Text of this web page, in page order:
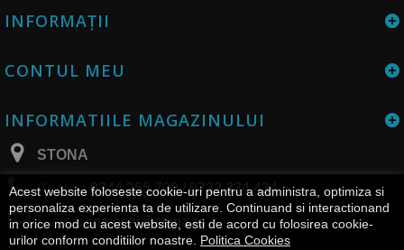
INFORMAŢII
CONTUL MEU
INFORMATIILE MAGAZINULUI
STONA
Contact 0344 255 730 / 0732 334 434
E-mail:comenzi@stona.ro
Acest website foloseste cookie-uri pentru a administra, optimiza si
personaliza experienta ta de utilizare. Continuand si interactionand
in orice mod cu acest website, esti de acord cu folosirea cookie-
urilor conform conditiilor noastre. Politica Cookies